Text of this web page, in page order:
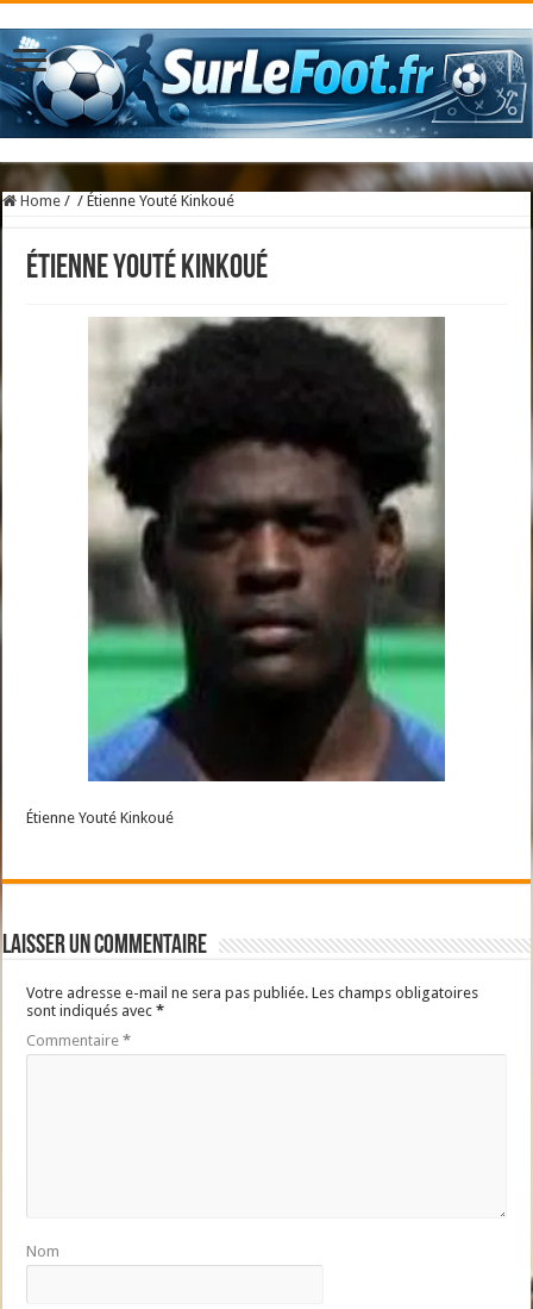
Home / / Étienne Youté Kinkoué
Étienne Youté Kinkoué
Étienne Youté Kinkoué
Laisser un commentaire
Votre adresse e-mail ne sera pas publiée. Les champs obligatoires
sont indiqués avec*
Commentaire*
Nom